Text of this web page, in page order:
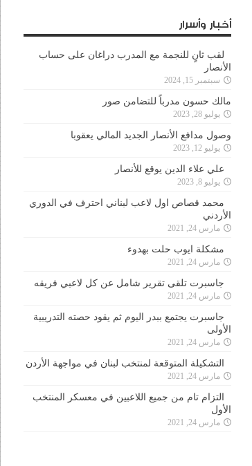
أخبار وأسرار
لقب ثانٍ للنجمة مع المدرب دراغان على حساب
الأنصار
سبتمبر 15, 2024
مالك حسون مدرباً للتضامن صور
يوليو 28, 2023
وصول مدافع الأنصار الجديد المالي يعقوبا
يوليو 12, 2023
علي علاء الدين يوقع للأنصار
يوليو 8, 2023
محمد قصاص اول لاعب لبناني احترف في الدوري
الأردني
مارس 24, 2021
مشكلة ايوب حلت بهدوء
مارس 24, 2021
جاسبرت تلقى تقرير شامل عن كل لاعبي فريقه
مارس 24, 2021
جاسبرت يجتمع ببدر اليوم ثم يقود حصته التدريبية
الأولى
مارس 24, 2021
التشكيلة المتوقعة لمنتخب لبنان في مواجهة الأردن
مارس 24, 2021
التزام تام من جميع اللاعبين في معسكر المنتخب
الأول
مارس 24, 2021